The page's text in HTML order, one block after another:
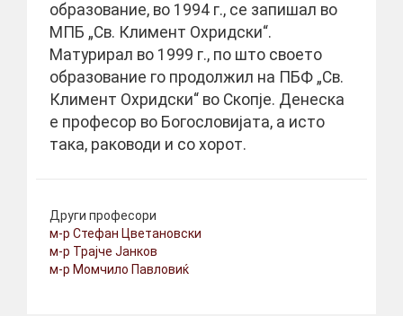
образование, во 1994 г., се запишал во
МПБ „Св. Климент Охридски“.
Матурирал во 1999 г., по што своето
образование го продолжил на ПБФ „Св.
Климент Охридски“ во Скопје. Денеска
е професор во Богословијата, а исто
така, раководи и со хорот.
Други професори
м-р Стефан Цветановски
м-р Трајче Јанков
м-р Момчило Павловиќ